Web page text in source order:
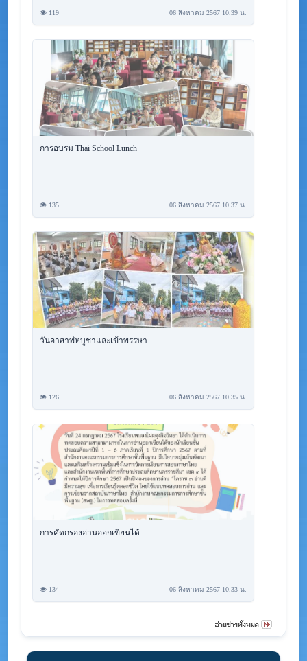
119 06 สิงหาคม 2567 10.39 น.
การอบรม Thai School Lunch
135 06 สิงหาคม 2567 10.37 น.
วันอาสาฬหบูชาและเข้าพรรษา
126 06 สิงหาคม 2567 10.35 น.
การคัดกรองอ่านออกเขียนได้
134 06 สิงหาคม 2567 10.33 น.